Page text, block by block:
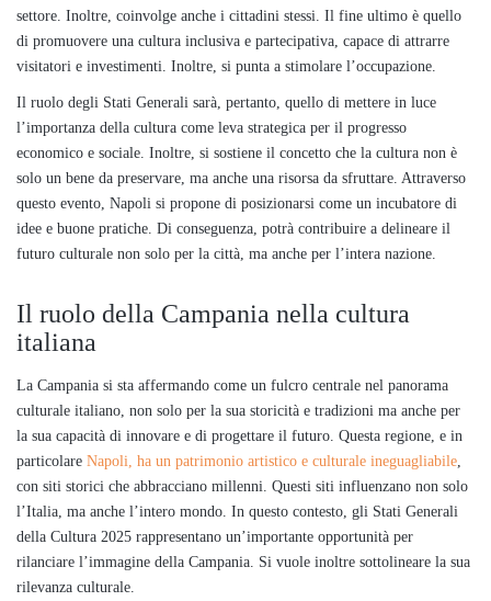
settore. Inoltre, coinvolge anche i cittadini stessi. Il fine ultimo è quello
di promuovere una cultura inclusiva e partecipativa, capace di attrarre
visitatori e investimenti. Inoltre, si punta a stimolare l’occupazione.
Il ruolo degli Stati Generali sarà, pertanto, quello di mettere in luce
l’importanza della cultura come leva strategica per il progresso
economico e sociale. Inoltre, si sostiene il concetto che la cultura non è
solo un bene da preservare, ma anche una risorsa da sfruttare. Attraverso
questo evento, Napoli si propone di posizionarsi come un incubatore di
idee e buone pratiche. Di conseguenza, potrà contribuire a delineare il
futuro culturale non solo per la città, ma anche per l’intera nazione.
Il ruolo della Campania nella cultura
italiana
La Campania si sta affermando come un fulcro centrale nel panorama
culturale italiano, non solo per la sua storicità e tradizioni ma anche per
la sua capacità di innovare e di progettare il futuro. Questa regione, e in
particolare Napoli, ha un patrimonio artistico e culturale ineguagliabile
con siti storici che abbracciano millenni. Questi siti influenzano non solo
l’Italia, ma anche l’intero mondo. In questo contesto, gli Stati Generali
della Cultura 2025 rappresentano un’importante opportunità per
rilanciare l’immagine della Campania. Si vuole inoltre sottolineare la sua
rilevanza culturale.